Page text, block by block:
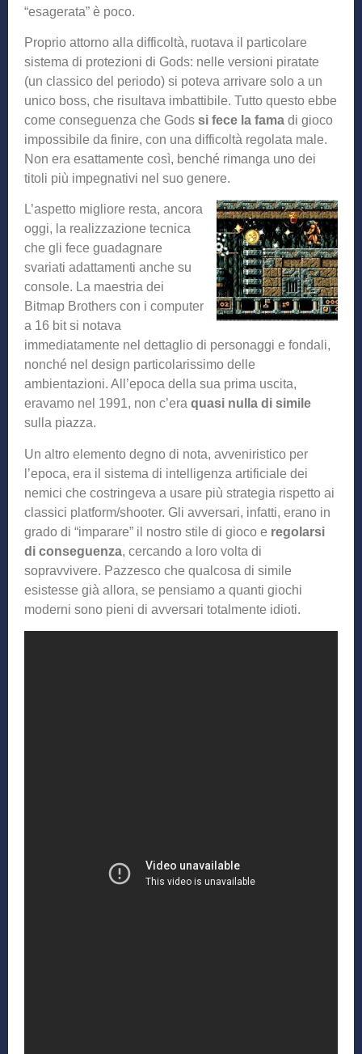
“esagerata” è poco.
Proprio attorno alla difficoltà, ruotava il particolare
sistema di protezioni di Gods: nelle versioni piratate
(un classico del periodo) si poteva arrivare solo a un
unico boss, che risultava imbattibile. Tutto questo ebbe
come conseguenza che Gods si fece la fama di gioco
impossibile da finire, con una difficoltà regolata male.
Non era esattamente così, benché rimanga uno dei
titoli più impegnativi nel suo genere.
L’aspetto migliore resta, ancora
oggi, la realizzazione tecnica
che gli fece guadagnare
svariati adattamenti anche su
console. La maestria dei
Bitmap Brothers con i computer
a 16 bit si notava
immediatamente nel dettaglio di personaggi e fondali,
nonché nel design particolarissimo delle
ambientazioni. All’epoca della sua prima uscita,
eravamo nel 1991, non c’era quasi nulla di simile
sulla piazza.
Un altro elemento degno di nota, avveniristico per
l’epoca, era il sistema di intelligenza artificiale dei
nemici che costringeva a usare più strategia rispetto ai
classici platform/shooter. Gli avversari, infatti, erano in
grado di “imparare” il nostro stile di gioco e regolarsi
di conseguenza, cercando a loro volta di
sopravvivere. Pazzesco che qualcosa di simile
esistesse già allora, se pensiamo a quanti giochi
moderni sono pieni di avversari totalmente idioti.